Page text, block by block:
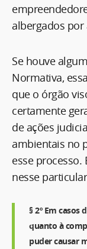
albergados por
Se houve
Normativa,
que o órgão
certamente
de ações
ambientais no
esse
nesse
§ 2º Em
quanto à
puder causar